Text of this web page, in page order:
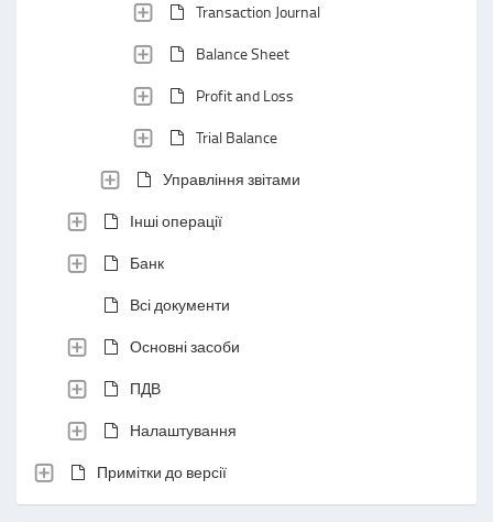
Transaction Journal
Balance Sheet
Profit and Loss
Trial Balance
Управління звітами
Інші операції
Банк
Всі документи
Основні засоби
ПДВ
Налаштування
Примітки до версії